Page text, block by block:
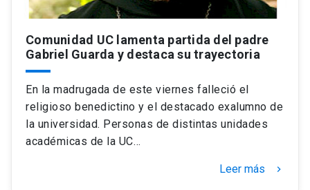
Comunidad UC lamenta partida del padre
Gabriel Guarda y destaca su trayectoria
En la madrugada de este viernes falleció el
religioso benedictino y el destacado exalumno de
la universidad. Personas de distintas unidades
académicas de la UC…
Leer más keyboard_arrow_right